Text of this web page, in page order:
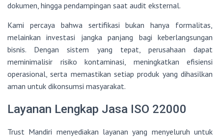
dokumen, hingga pendampingan saat audit eksternal.
Kami percaya bahwa sertifikasi bukan hanya formalitas,
melainkan investasi jangka panjang bagi keberlangsungan
bisnis. Dengan sistem yang tepat, perusahaan dapat
meminimalisir risiko kontaminasi, meningkatkan efisiensi
operasional, serta memastikan setiap produk yang dihasilkan
aman untuk dikonsumsi masyarakat.
Layanan Lengkap Jasa ISO 22000
Trust Mandiri menyediakan layanan yang menyeluruh untuk